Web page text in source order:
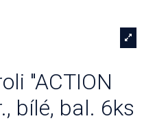
"ACTION
bílé, bal. 6ks